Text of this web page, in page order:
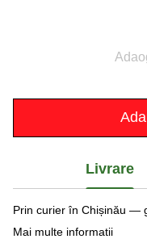
Livrare
Prin curier în Chișinău —
Mai multe informatii